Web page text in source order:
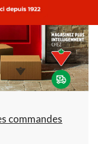
commandes